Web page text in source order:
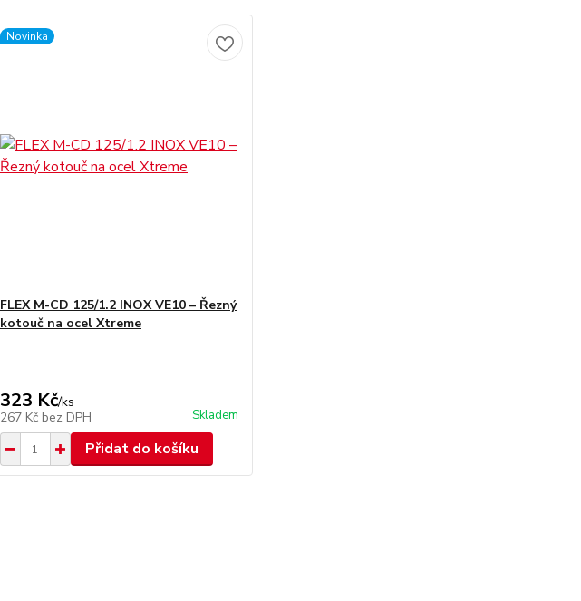
Novinka
FLEX M-CD 125/1.2 INOX VE10 – Řezný
kotouč na ocel Xtreme
323 Kč/ks
267 Kč bez DPH Skladem
Přidat do košíku